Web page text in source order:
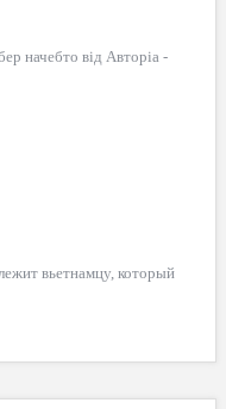
начебто від Авторіа -
вьетнамцу, который